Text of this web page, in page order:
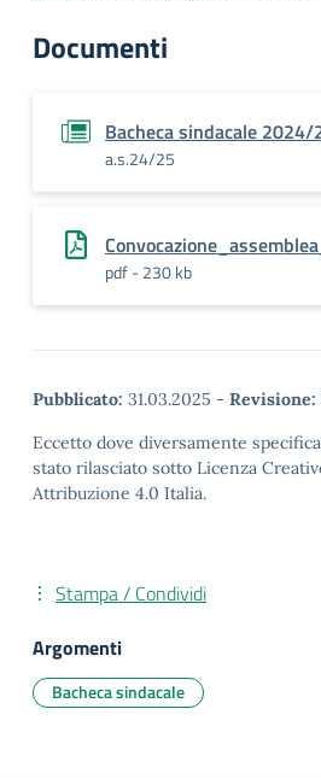
Documenti
Bacheca sindacale 2024/
a.s.24/25
pdf - 230 kb
Pubblicato: 31.03.2025 - Revisione:
Eccetto dove diversamente
stato rilasciato sotto Licenza
Attribuzione 4.0 Italia.
Stampa / Condividi
Argomenti
Bacheca sindacale